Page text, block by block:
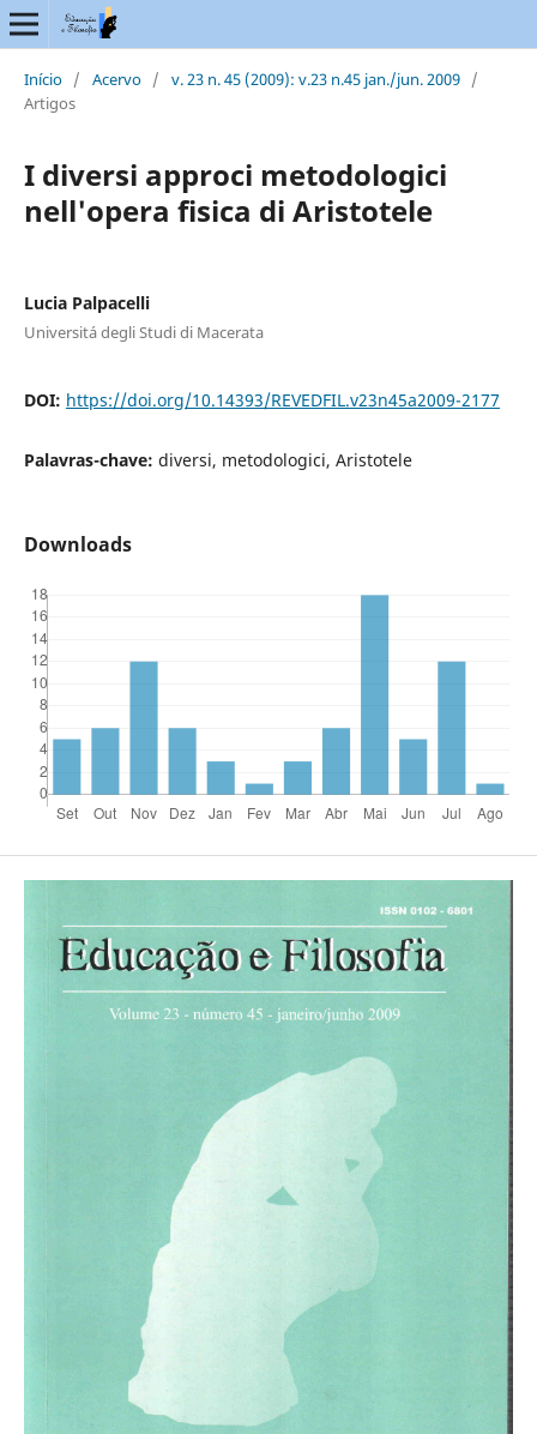
Início / Acervo / v. 23 n. 45 (2009): v.23 n.45 jan./jun. 2009 /
Artigos
I diversi approci metodologici
nell'opera fisica di Aristotele
Lucia Palpacelli
Universitá degli Studi di Macerata
DOI: https://doi.org/10.14393/REVEDFIL.v23n45a2009-2177
Palavras-chave: diversi, metodologici, Aristotele
Downloads